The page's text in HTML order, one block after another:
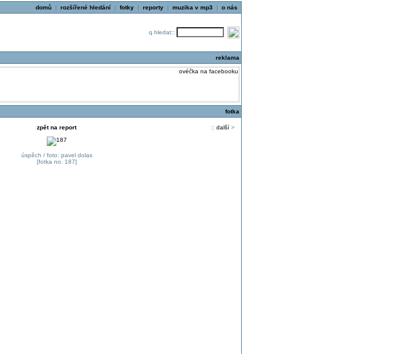
domů| rozšířené hledání| fotky| reporty| muzika v mp3 | o nás
q.hledat::
reklama
fotka
zpět na report :: další>
úspěch / foto: pavel dolas
[fotka no. 187]